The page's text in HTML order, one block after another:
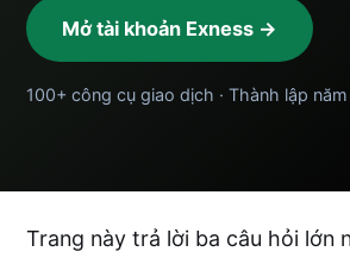
Mở tài khoản Exness →
100+ công cụ giao dịch · Thành lập
Trang này trả lời ba câu hỏi lớn